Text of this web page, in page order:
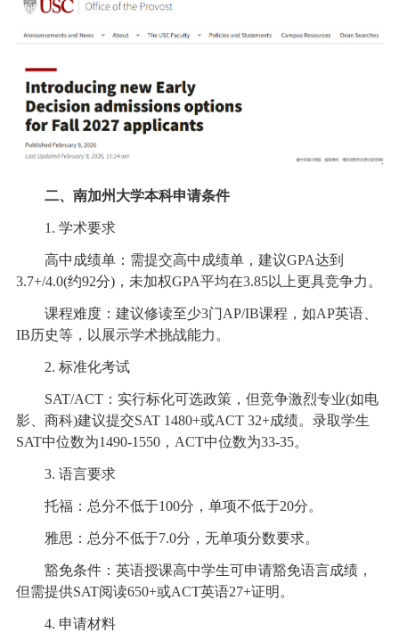
二、南加州大学本科申请条件
1. 学术要求
高中成绩单：需提交高中成绩单，建议GPA达到
3.7+/4.0(约92分)，未加权GPA平均在3.85以上更具竞争力。
课程难度：建议修读至少3门AP/IB课程，如AP英语、
IB历史等，以展示学术挑战能力。
2. 标准化考试
SAT/ACT：实行标化可选政策，但竞争激烈专业(如电
影、商科)建议提交SAT 1480+或ACT 32+成绩。录取学生
SAT中位数为1490-1550，ACT中位数为33-35。
3. 语言要求
托福：总分不低于100分，单项不低于20分。
雅思：总分不低于7.0分，无单项分数要求。
豁免条件：英语授课高中学生可申请豁免语言成绩，
但需提供SAT阅读650+或ACT英语27+证明。
4. 申请材料